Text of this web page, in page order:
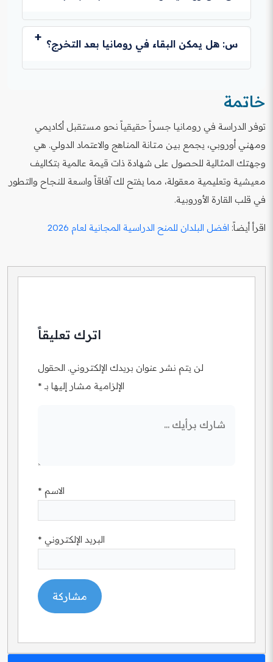
باستمرار في المدن الكبرى.
عالمياً
ج: تعتبر رومانيا من الدول الآمنة جداً في أوروبا، وتقدم بيئة
مضيافة للطلاب الدوليين. يتمتع الطلاب بحرية الحركة
والأمان في معظم المدن الجامعية الرئيسية.
اقرأ أيضاً:دراسة الطب في بريطانيا
س: هل يمكن البقاء في رومانيا بعد التخرج؟
مما يتيح لهم فرصة الانتقال إلى الحياة المهنية.
الدراسة والعمل في ألمانيا (2026)
خاتمة
توفر الدراسة في رومانيا جسراً حقيقياً نحو مستقبل أكاديمي
ومهني أوروبي، يجمع بين متانة المناهج والاعتماد الدولي. هي
وجهتك المثالية للحصول على شهادة ذات قيمة عالمية بتكاليف
معيشية وتعليمية معقولة، مما يفتح لك آفاقاً واسعة للنجاح والتطور
في قلب القارة الأوروبية.
اقرأ أيضاً: افضل البلدان للمنح الدراسية المجانية لعام 2026
اترك تعليقاً
لن يتم نشر عنوان بريدك الإلكتروني. الحقول
الإلزامية مشار إليها بـ *
الاسم *
البريد الإلكتروني *